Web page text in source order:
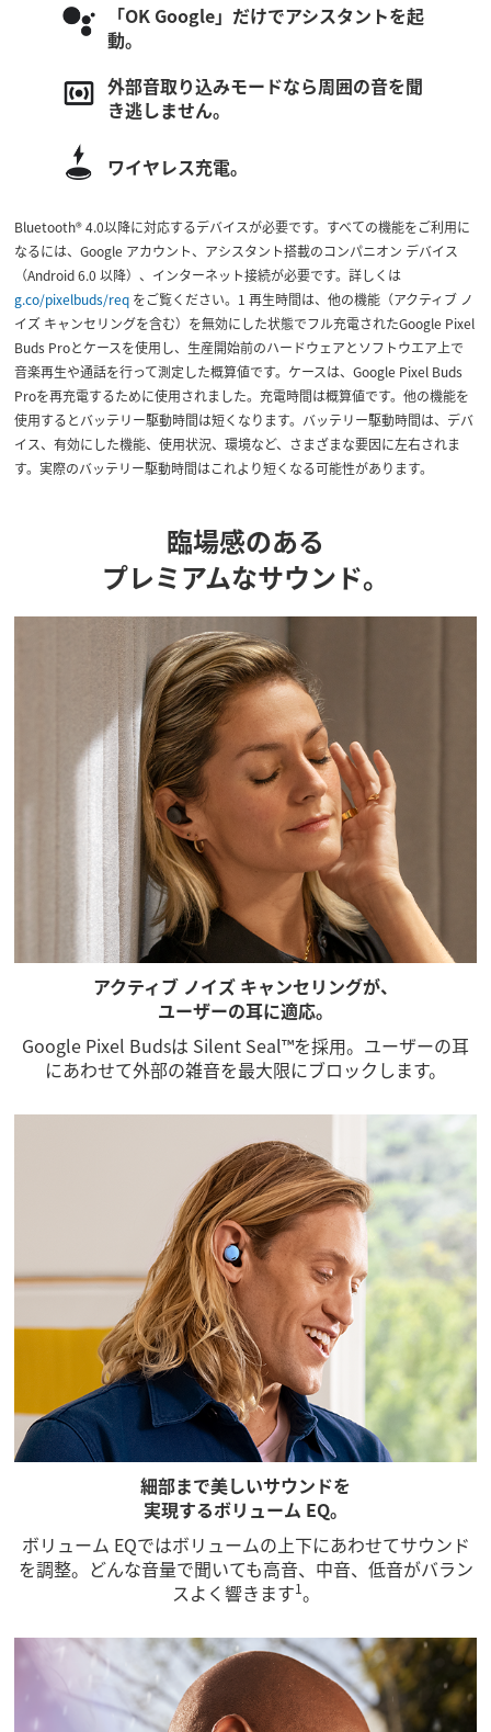
「OK Google」だけでアシスタントを起
動。
外部音取り込みモードなら周囲の音を聞
き逃しません。
ワイヤレス充電。
Bluetooth® 4.0以降に対応するデバイスが必要です。すべての機能をご利用に
なるには、Google アカウント、アシスタント搭載のコンパニオン デバイス
（Android 6.0 以降）、インターネット接続が必要です。詳しくは
g.co/pixelbuds/req をご覧ください。1 再生時間は、他の機能（アクティブ ノ
イズ キャンセリングを含む）を無効にした状態でフル充電されたGoogle Pixel
Buds Proとケースを使用し、生産開始前のハードウェアとソフトウエア上で
音楽再生や通話を行って測定した概算値です。ケースは、Google Pixel Buds
Proを再充電するために使用されました。充電時間は概算値です。他の機能を
使用するとバッテリー駆動時間は短くなります。バッテリー駆動時間は、デバ
イス、有効にした機能、使用状況、環境など、さまざまな要因に左右されま
す。実際のバッテリー駆動時間はこれより短くなる可能性があります。
臨場感のある
プレミアムなサウンド。
アクティブ ノイズ キャンセリングが、
ユーザーの耳に適応。
Google Pixel Budsは Silent Seal™を採用。ユーザーの耳
にあわせて外部の雑音を最大限にブロックします。
細部まで美しいサウンドを
実現するボリューム EQ。
ボリューム EQではボリュームの上下にあわせてサウンド
を調整。どんな音量で聞いても高音、中音、低音がバラン
スよく響きます1。